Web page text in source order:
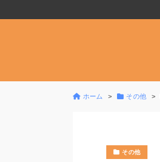
ホーム その他
その他